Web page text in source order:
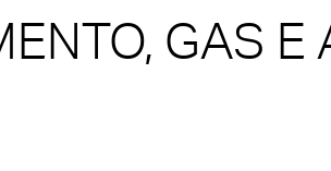
GAS E